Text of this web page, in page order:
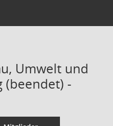
Umwelt und
(beendet) -